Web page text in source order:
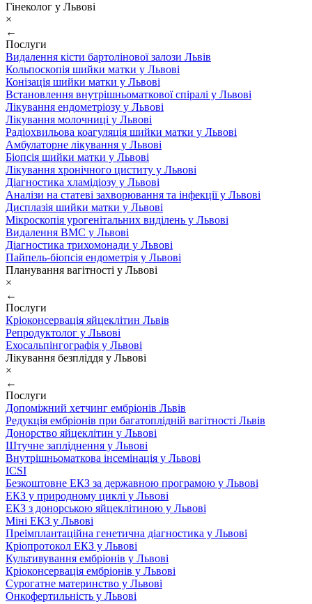
Гінеколог у Львові
×
←
Послуги
Видалення кісти бартолінової залози Львів
Кольпоскопія шийки матки у Львові
Конізація шийки матки у Львові
Встановлення внутрішньоматкової спіралі у Львові
Лікування ендометріозу у Львові
Лікування молочниці у Львові
Радіохвильова коагуляція шийки матки у Львові
Амбулаторне лікування у Львові
Біопсія шийки матки у Львові
Лікування хронічного циститу у Львові
Діагностика хламідіозу у Львові
Аналізи на статеві захворювання та інфекції у Львові
Дисплазія шийки матки у Львові
Мікроскопія урогенітальних виділень у Львові
Видалення ВМС у Львові
Діагностика трихомонади у Львові
Пайпель-біопсія ендометрія у Львові
Планування вагітності у Львові
×
←
Послуги
Кріоконсервація яйцеклітин Львів
Репродуктолог у Львові
Ехосальпінгографія у Львові
Лікування безпліддя у Львові
×
←
Послуги
Допоміжний хетчинг ембріонів Львів
Редукція ембріонів при багатоплідній вагітності Львів
Донорство яйцеклітин у Львові
Штучне запліднення у Львові
Внутрішньоматкова інсемінація у Львові
ICSI
Безкоштовне ЕКЗ за державною програмою у Львові
ЕКЗ у природному циклі у Львові
ЕКЗ з донорською яйцеклітиною у Львові
Міні ЕКЗ у Львові
Преімплантаційна генетична діагностика у Львові
Кріопротокол ЕКЗ у Львові
Культивування ембріонів у Львові
Кріоконсервація ембріонів у Львові
Сурогатне материнство у Львові
Онкофертильність у Львові